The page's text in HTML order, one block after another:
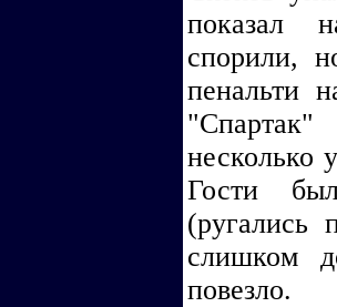
показал
спорили,
пенальти
несколько
Гости
(ругались
слишком
повезло.